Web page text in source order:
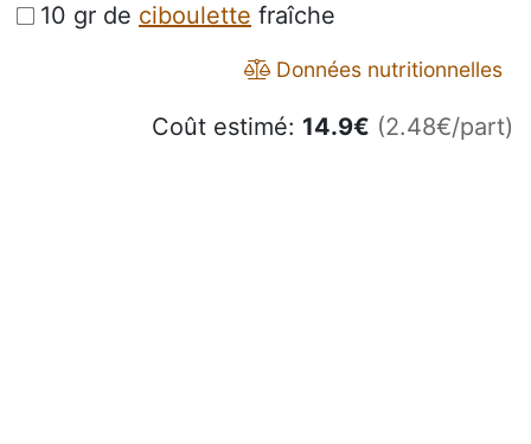
10 gr de ciboulette fraîche
Données nutritionnelles
Coût estimé: 14.9€ (2.48€/part)